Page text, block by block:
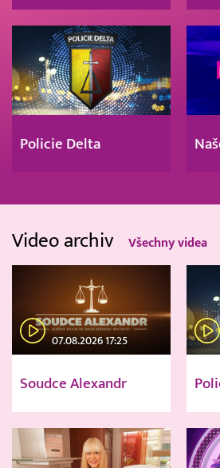
Policie Delta
Video archiv Všechny videa
07.08.2026 17:25
Soudce Alexandr